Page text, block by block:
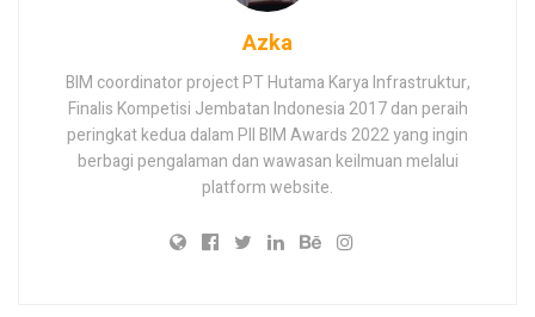
Azka
BIM coordinator project PT Hutama Karya Infrastruktur,
Finalis Kompetisi Jembatan Indonesia 2017 dan peraih
peringkat kedua dalam PII BIM Awards 2022 yang ingin
berbagi pengalaman dan wawasan keilmuan melalui
platform website.